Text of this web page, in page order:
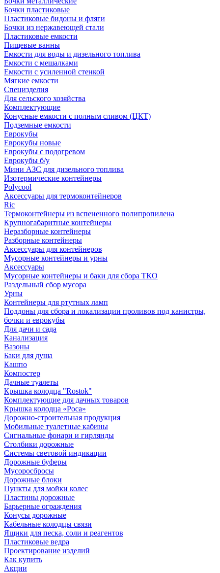
Бочки пластиковые
Пластиковые бидоны и фляги
Бочки из нержавеющей стали
Пластиковые емкости
Пищевые ванны
Емкости для воды и дизельного топлива
Емкости с мешалками
Емкости с усиленной стенкой
Мягкие емкости
Специзделия
Для сельского хозяйства
Комплектующие
Конусные емкости с полным сливом (ЦКТ)
Подземные емкости
Еврокубы
Еврокубы новые
Еврокубы с подогревом
Еврокубы б/у
Мини АЗС для дизельного топлива
Изотермические контейнеры
Polycool
Аксессуары для термоконтейнеров
Ric
Термоконтейнеры из вспененного полипропилена
Крупногабаритные контейнеры
Неразборные контейнеры
Разборные контейнеры
Аксессуары для контейнеров
Мусорные контейнеры и урны
Аксессуары
Мусорные контейнеры и баки для сбора ТКО
Раздельный сбор мусора
Урны
Контейнеры для ртутных ламп
Поддоны для сбора и локализации проливов под канистры,
бочки и еврокубы
Для дачи и сада
Канализация
Вазоны
Баки для душа
Кашпо
Компостер
Дачные туалеты
Крышка колодца "Rostok"
Комплектующие для дачных товаров
Крышка колодца «Роса»
Дорожно-строительная продукция
Мобильные туалетные кабины
Сигнальные фонари и гирлянды
Столбики дорожные
Системы световой индикации
Дорожные буферы
Мусоросбросы
Дорожные блоки
Пункты для мойки колес
Пластины дорожные
Барьерные ограждения
Конусы дорожные
Кабельные колодцы связи
Ящики для песка, соли и реагентов
Пластиковые ведра
Проектирование изделий
Как купить
Акции